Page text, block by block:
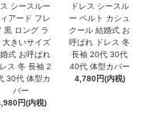
シースルー
アード フレ
黒 ロング ラ
大きいサイズ
式 お呼ばれ
レス 冬 長袖 2
30代 体型カ
バー
円(内税)
ドレス シースル
ー ベルト カシュ
クール 結婚式 お
呼ばれ ドレス 冬
長袖 20代 30代
40代 体型カバー
4,780円(内税)